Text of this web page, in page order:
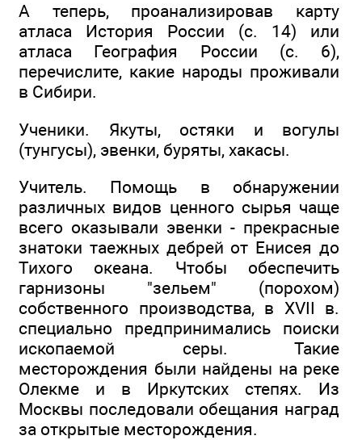
А теперь, проанализировав карту
атласа История России (с. 14) или
атласа География России (с. 6),
перечислите, какие народы проживали
в Сибири.
Ученики. Якуты, остяки и вогулы
(тунгусы), эвенки, буряты, хакасы.
Учитель. Помощь в обнаружении
различных видов ценного сырья чаще
всего оказывали эвенки - прекрасные
знатоки таежных дебрей от Енисея до
Тихого океана. Чтобы обеспечить
гарнизоны "зельем" (порохом)
собственного производства, в XVII в.
специально предпринимались поиски
ископаемой серы. Такие
месторождения были найдены на реке
Олекме и в Иркутских степях. Из
Москвы последовали обещания наград
за открытые месторождения.